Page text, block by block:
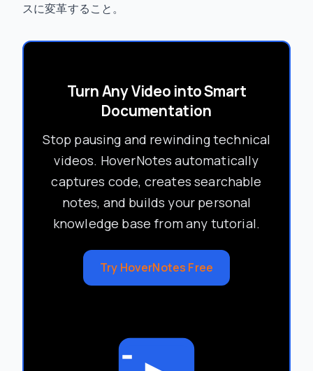
スに変革すること。
Turn Any Video into Smart
Documentation
Stop pausing and rewinding technical
videos. HoverNotes automatically
captures code, creates searchable
notes, and builds your personal
knowledge base from any tutorial.
Try HoverNotes Free